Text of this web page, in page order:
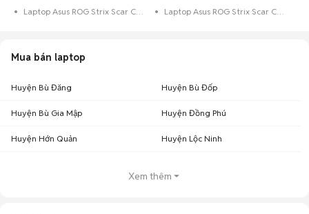
Laptop Asus ROG Strix Scar Core i7 Trên 1 TB
Laptop Asus ROG Strix Scar Core i7 Dưới 128 GB
Mua bán laptop
Huyện Bù Đăng Huyện Bù Đốp
Huyện Bù Gia Mập Huyện Đồng Phú
Huyện Hớn Quản Huyện Lộc Ninh
Xem thêm